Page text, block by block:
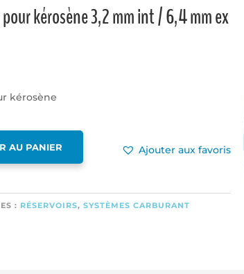
kérosène 3,2 mm int / 6,4 mm ex
kérosène
AU PANIER Ajouter aux favoris
: RÉSERVOIRS,SYSTÈMES CARBURANT